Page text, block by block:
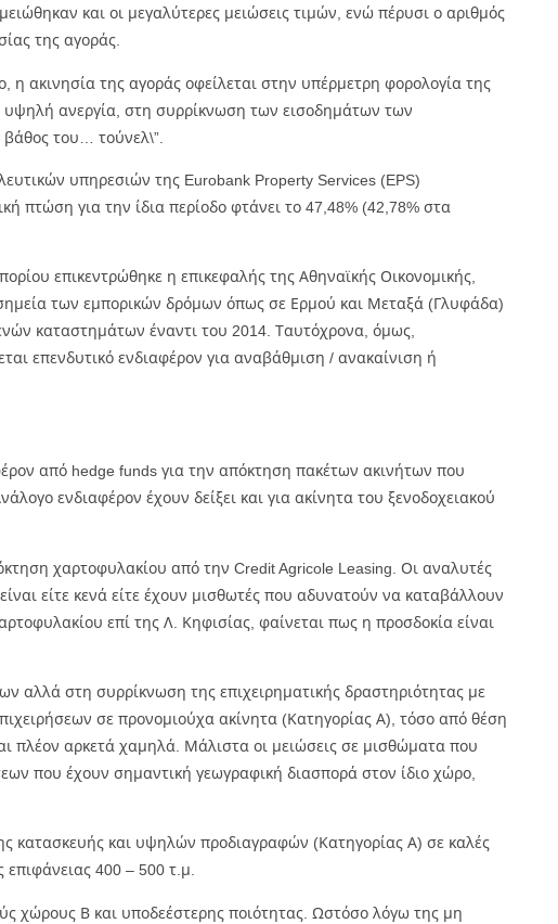
και οι μεγαλύτερες μειώσεις τιμών, ενώ πέρυσι ο αριθμός
της αγοράς.
ακινησία της αγοράς οφείλεται στην υπέρμετρη φορολογία της
υψηλή ανεργία, στη συρρίκνωση των εισοδημάτων των
του… τούνελ\”.
υπηρεσιών της Eurobank Property Services (EPS)
πτώση για την ίδια περίοδο φτάνει το 47,48% (42,78% στα
επικεντρώθηκε η επικεφαλής της Αθηναϊκής Οικονομικής,
των εμπορικών δρόμων όπως σε Ερμού και Μεταξά (Γλυφάδα)
καταστημάτων έναντι του 2014. Ταυτόχρονα, όμως,
επενδυτικό ενδιαφέρον για αναβάθμιση / ανακαίνιση ή
από hedge funds για την απόκτηση πακέτων ακινήτων που
ενδιαφέρον έχουν δείξει και για ακίνητα του ξενοδοχειακού
χαρτοφυλακίου από την Credit Agricole Leasing. Οι αναλυτές
είτε κενά είτε έχουν μισθωτές που αδυνατούν να καταβάλλουν
επί της Λ. Κηφισίας, φαίνεται πως η προσδοκία είναι
στη συρρίκνωση της επιχειρηματικής δραστηριότητας με
σε προνομιούχα ακίνητα (Κατηγορίας Α), τόσο από θέση
πλέον αρκετά χαμηλά. Μάλιστα οι μειώσεις σε μισθώματα που
που έχουν σημαντική γεωγραφική διασπορά στον ίδιο χώρο,
κατασκευής και υψηλών προδιαγραφών (Κατηγορίας Α) σε καλές
400 – 500 τ.μ.
χώρους Β και υποδεέστερης ποιότητας. Ωστόσο λόγω της μη